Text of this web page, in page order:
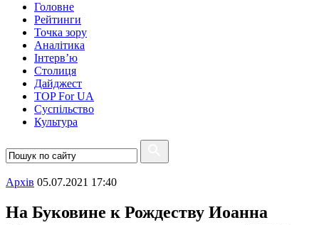
Головне
Рейтинги
Точка зору
Аналітика
Інтерв’ю
Столиця
Дайджест
TOP For UA
Суспiльство
Культура
Архiв 05.07.2021 17:40
На Буковине к Рождеству Иоанна